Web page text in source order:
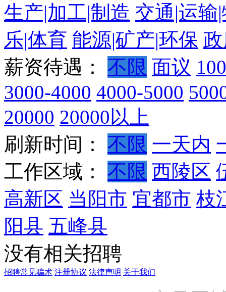
生产|加工|制造 交通|运输
乐|体育 能源|矿产|环保
薪资待遇：
不限 面议
3000-4000 4000-5000
20000 20000以上
刷新时间：
不限 一天内
工作区域：
不限 西陵区
高新区 当阳市 宜都市 枝
阳县 五峰县
没有相关招聘
招聘常见骗术 注册协议 法律声明 关于我们